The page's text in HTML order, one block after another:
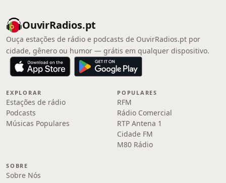
OuvirRadios.pt
Ouça estações de rádio e podcasts de OuvirRadios.pt por
cidade, gênero ou humor — grátis em qualquer dispositivo.
EXPLORAR
Estações de rádio
Podcasts
Músicas Populares
POPULARES
RFM
Rádio Comercial
RTP Antena 1
Cidade FM
M80 Rádio
SOBRE
Sobre Nós